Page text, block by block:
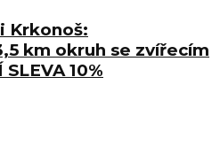
Krkonoš:
km okruh se zvířecím
10%